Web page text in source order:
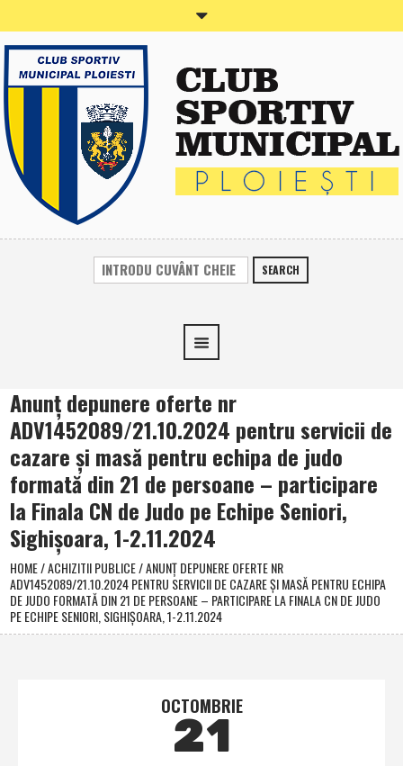
SEARCH
Anunţ depunere oferte nr
ADV1452089/21.10.2024 pentru servicii de
cazare şi masă pentru echipa de judo
formată din 21 de persoane – participare
la Finala CN de Judo pe Echipe Seniori,
Sighişoara, 1-2.11.2024
HOME/ACHIZITII PUBLICE/ANUNŢ DEPUNERE OFERTE NR
ADV1452089/21.10.2024 PENTRU SERVICII DE CAZARE ŞI MASĂ PENTRU ECHIPA
DE JUDO FORMATĂ DIN 21 DE PERSOANE – PARTICIPARE LA FINALA CN DE JUDO
PE ECHIPE SENIORI, SIGHIŞOARA, 1-2.11.2024
OCTOMBRIE
21